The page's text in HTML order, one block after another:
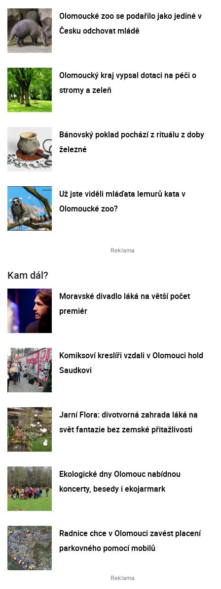
Olomoucké zoo se podařilo jako jediné v
Česku odchovat mládě
Olomoucký kraj vypsal dotaci na péči o
stromy a zeleň
Bánovský poklad pochází z rituálu z doby
železné
Už jste viděli mláďata lemurů kata v
Olomoucké zoo?
Kam dál?
Moravské divadlo láká na větší počet
premiér
Komiksoví kreslíři vzdali v Olomouci hold
Saudkovi
Jarní Flora: divotvorná zahrada láká na
svět fantazie bez zemské přitažlivosti
Ekologické dny Olomouc nabídnou
koncerty, besedy i ekojarmark
Radnice chce v Olomouci zavést placení
parkovného pomocí mobilů